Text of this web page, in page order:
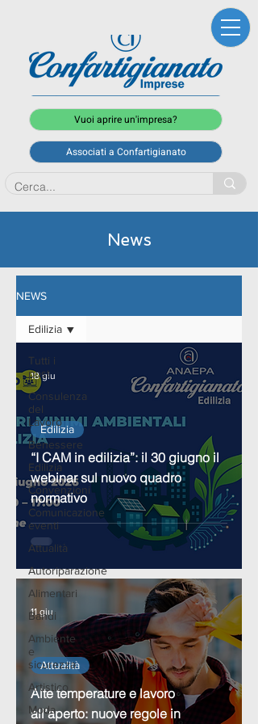
Vuoi aprire un'impresa?
Associati a Confartigianato
News
NEWS
Tutti i
post
Consulenza
del
Lavoro
Benessere
Edilizia
Convenzioni
Comunicazione
eventi
Attualità
Autoriparazione
Alimentari
Bandi
Ambiente
e
sicurezza
Artistico
Moda
Edilizia
“I CAM in edilizia”: il 30 giugno il
webinar sul nuovo quadro
normativo
Edilizia
18 giu
Alte temperature e lavoro
all’aperto: nuove regole in
Attualità
11 giu